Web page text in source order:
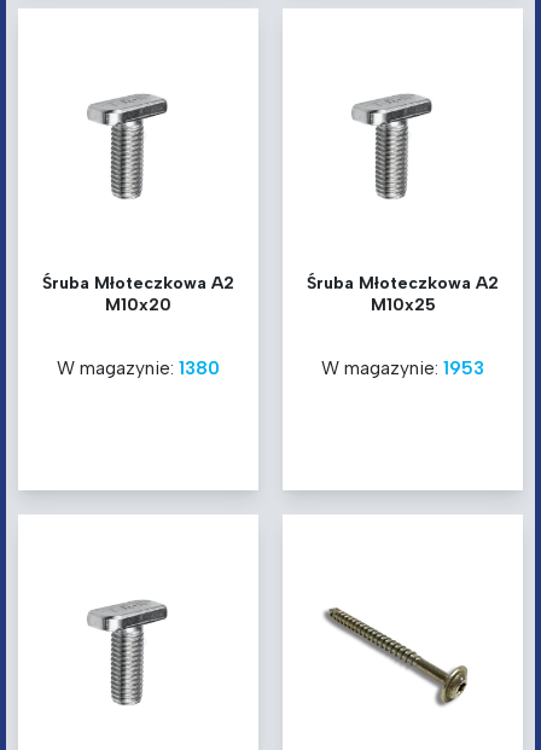
Śruba Młoteczkowa A2
M10x20
W magazynie: 1380
Śruba Młoteczkowa A2
M10x25
W magazynie: 1953